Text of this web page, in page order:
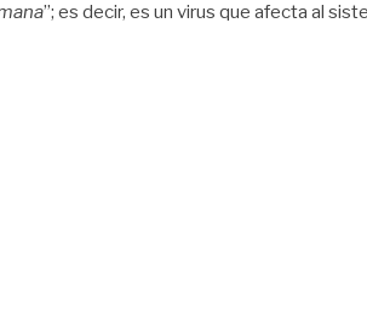
”; es decir, es un virus que afecta al